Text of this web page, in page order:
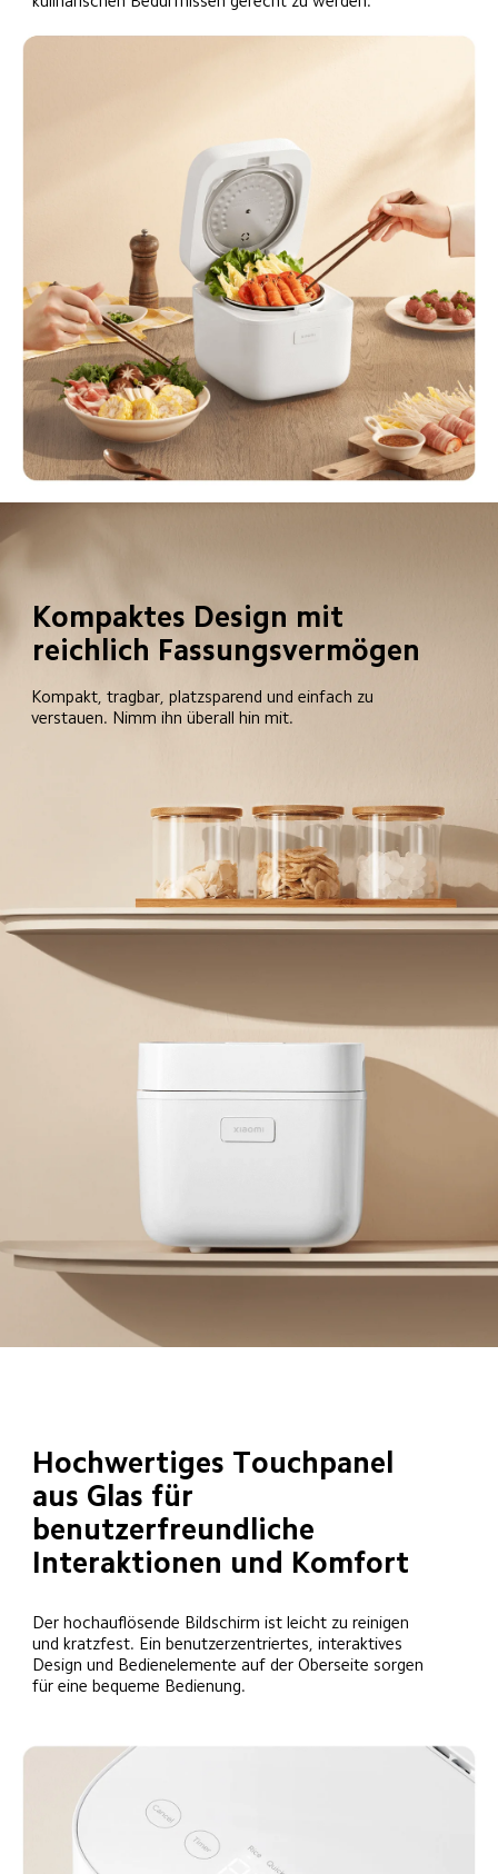
Kompaktes Design mit
reichlich Fassungsvermögen
Kompakt, tragbar, platzsparend und einfach zu
verstauen. Nimm ihn überall hin mit.
Hochwertiges Touchpanel
aus Glas für
benutzerfreundliche
Interaktionen und Komfort
Der hochauflösende Bildschirm ist leicht zu reinigen
und kratzfest. Ein benutzerzentriertes, interaktives
Design und Bedienelemente auf der Oberseite sorgen
für eine bequeme Bedienung.